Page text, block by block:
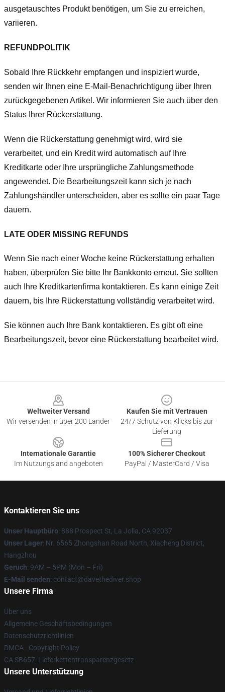
ausgetauschtes Produkt benötigen, um Sie zu erreichen,
variieren.
REFUNDPOLITIK
Sobald Ihre Rückkehr empfangen und inspiziert wurde,
senden wir Ihnen eine E-Mail-Benachrichtigung über Ihren
zurückgegebenen Artikel. Wir informieren Sie auch über den
Status Ihrer Rückerstattung.
Wenn die Rückerstattung genehmigt wird, wird sie
verarbeitet, und ein Kredit wird automatisch auf Ihre
Kreditkarte oder Ihre ursprüngliche Zahlungsmethode
angewendet. Die Bearbeitungszeit kann sich je nach
Zahlungshändler unterscheiden, aber es sollte ein paar Tage
dauern.
LATE ODER MISSING REFUNDS
Wenn Sie nach einer Woche keine Rückerstattung erhalten
haben, überprüfen Sie bitte Ihr Bankkonto erneut. Sie sollten
auch Ihre Kreditkartenfirma kontaktieren. Es kann einige Zeit
dauern, bis Ihre Rückerstattung vollständig verarbeitet wird.
Sie können auch Ihre Bank kontaktieren. Es gibt oft eine
Bearbeitungszeit, bevor eine Rückerstattung bearbeitet wird.
Weltweiter Versand
Wir versenden in über 200 Länder
Kaufen Sie mit Vertrauen
24/7 Schutz von Klicks bis zur
Lieferung
Internationale Garantie
Im Nutzungsland angeboten
100% Sicherer Checkout
PayPal / MasterCard / Visa
Kontaktieren Sie uns
Unser Hauptbüro: 888 Prospect St, La Jolla, CA 92037
Unser Lager: Nr. 6565 Zhongshan Road North, Xiacheng District,
Hangzhou
Geruch: 9AM – 5PM (Mon – Fri)
E-Mail senden: contact@davethediver.shop
Unsere Firma
Über uns
Allgemeine Geschäftsbedingungen
Datenschutzrichtlinien
DMCA - Copyright Policy
CA SB657: Lieferkettentransparenzgesetz
Unsere Unterstützung